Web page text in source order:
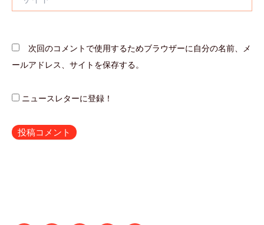
次回のコメントで使用するためブラウザーに自分の名前、メ
ールアドレス、サイトを保存する。
ニュースレターに登録！